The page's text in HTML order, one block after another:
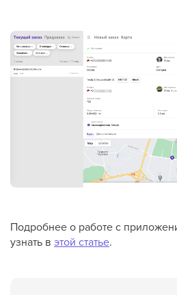
Подробнее о работе с
узнать в этой статье.